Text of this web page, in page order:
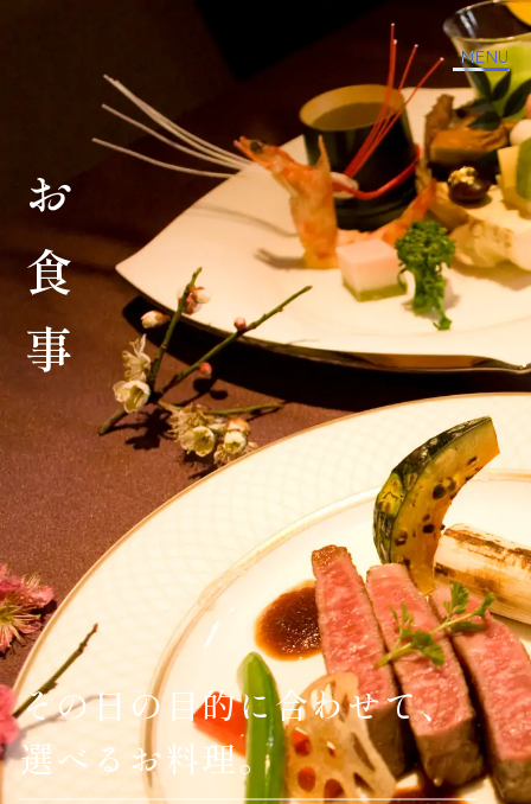
MENU
お食事
その日の目的に合わせて、
選べるお料理。